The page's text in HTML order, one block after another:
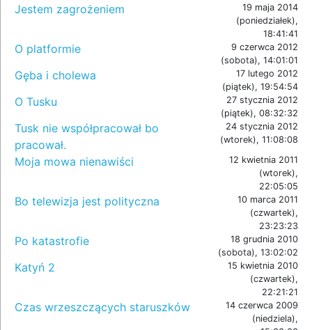
Jestem zagrożeniem
19 maja 2014
(poniedziałek),
18:41:41
O platformie
9 czerwca 2012
(sobota), 14:01:01
Gęba i cholewa
17 lutego 2012
(piątek), 19:54:54
O Tusku
27 stycznia 2012
(piątek), 08:32:32
Tusk nie współpracował bo
pracował.
24 stycznia 2012
(wtorek), 11:08:08
Moja mowa nienawiści
12 kwietnia 2011
(wtorek),
22:05:05
Bo telewizja jest polityczna
10 marca 2011
(czwartek),
23:23:23
Po katastrofie
18 grudnia 2010
(sobota), 13:02:02
Katyń 2
15 kwietnia 2010
(czwartek),
22:21:21
Czas wrzeszczących staruszków
14 czerwca 2009
(niedziela),